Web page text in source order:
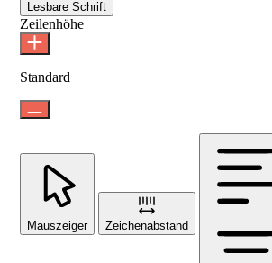
Lesbare Schrift
Zeilenhöhe
Standard
Mauszeiger Zeichenabstand